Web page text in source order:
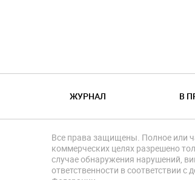
ЖУРНАЛ В
Все права защищены. Полное или
коммерческих целях разрешено
случае обнаружения нарушений,
ответственности в соответствии